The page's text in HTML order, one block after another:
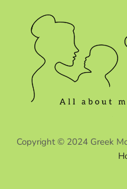
Copyright © 2024 Greek